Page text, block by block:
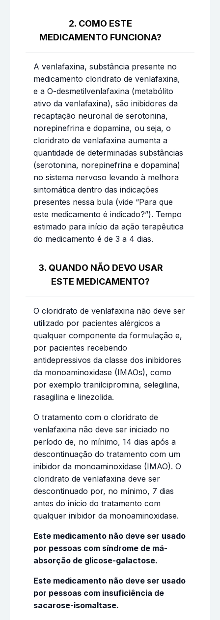
2. COMO ESTE
MEDICAMENTO FUNCIONA?
A venlafaxina, substância presente no
medicamento cloridrato de venlafaxina,
e a O-desmetilvenlafaxina (metabólito
ativo da venlafaxina), são inibidores da
recaptação neuronal de serotonina,
norepinefrina e dopamina, ou seja, o
cloridrato de venlafaxina aumenta a
quantidade de determinadas substâncias
(serotonina, norepinefrina e dopamina)
no sistema nervoso levando à melhora
sintomática dentro das indicações
presentes nessa bula (vide “Para que
este medicamento é indicado?”). Tempo
estimado para início da ação terapêutica
do medicamento é de 3 a 4 dias.
3. QUANDO NÃO DEVO USAR
ESTE MEDICAMENTO?
O cloridrato de venlafaxina não deve ser
utilizado por pacientes alérgicos a
qualquer componente da formulação e,
por pacientes recebendo
antidepressivos da classe dos inibidores
da monoaminoxidase (IMAOs), como
por exemplo tranilcipromina, selegilina,
rasagilina e linezolida.
O tratamento com o cloridrato de
venlafaxina não deve ser iniciado no
período de, no mínimo, 14 dias após a
descontinuação do tratamento com um
inibidor da monoaminoxidase (IMAO). O
cloridrato de venlafaxina deve ser
descontinuado por, no mínimo, 7 dias
antes do início do tratamento com
qualquer inibidor da monoaminoxidase.
Este medicamento não deve ser usado
por pessoas com síndrome de má-
absorção de glicose-galactose.
Este medicamento não deve ser usado
por pessoas com insuficiência de
sacarose-isomaltase.